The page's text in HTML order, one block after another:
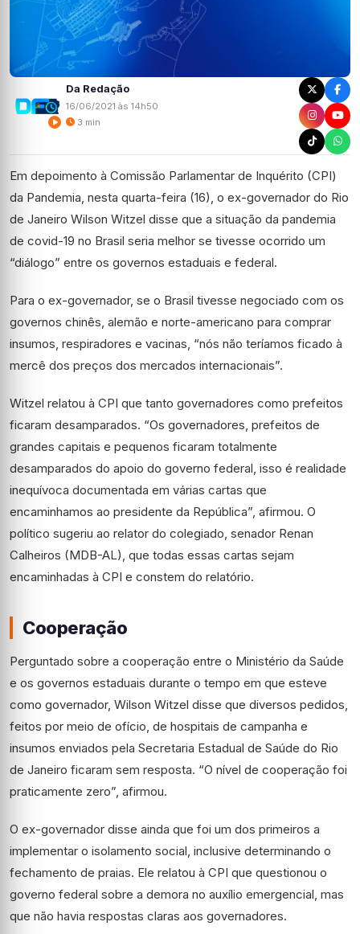
Da Redação
16/06/2021 às 14h50
3 min
Em depoimento à Comissão Parlamentar de Inquérito (CPI)
da Pandemia, nesta quarta-feira (16), o ex-governador do Rio
de Janeiro Wilson Witzel disse que a situação da pandemia
de covid-19 no Brasil seria melhor se tivesse ocorrido um
“diálogo” entre os governos estaduais e federal.
Para o ex-governador, se o Brasil tivesse negociado com os
governos chinês, alemão e norte-americano para comprar
insumos, respiradores e vacinas, “nós não teríamos ficado à
mercê dos preços dos mercados internacionais”.
Witzel relatou à CPI que tanto governadores como prefeitos
ficaram desamparados. “Os governadores, prefeitos de
grandes capitais e pequenos ficaram totalmente
desamparados do apoio do governo federal, isso é realidade
inequívoca documentada em várias cartas que
encaminhamos ao presidente da República”, afirmou. O
político sugeriu ao relator do colegiado, senador Renan
Calheiros (MDB-AL), que todas essas cartas sejam
encaminhadas à CPI e constem do relatório.
Cooperação
Perguntado sobre a cooperação entre o Ministério da Saúde
e os governos estaduais durante o tempo em que esteve
como governador, Wilson Witzel disse que diversos pedidos,
feitos por meio de ofício, de hospitais de campanha e
insumos enviados pela Secretaria Estadual de Saúde do Rio
de Janeiro ficaram sem resposta. “O nível de cooperação foi
praticamente zero”, afirmou.
O ex-governador disse ainda que foi um dos primeiros a
implementar o isolamento social, inclusive determinando o
fechamento de praias. Ele relatou à CPI que questionou o
governo federal sobre a demora no auxílio emergencial, mas
que não havia respostas claras aos governadores.